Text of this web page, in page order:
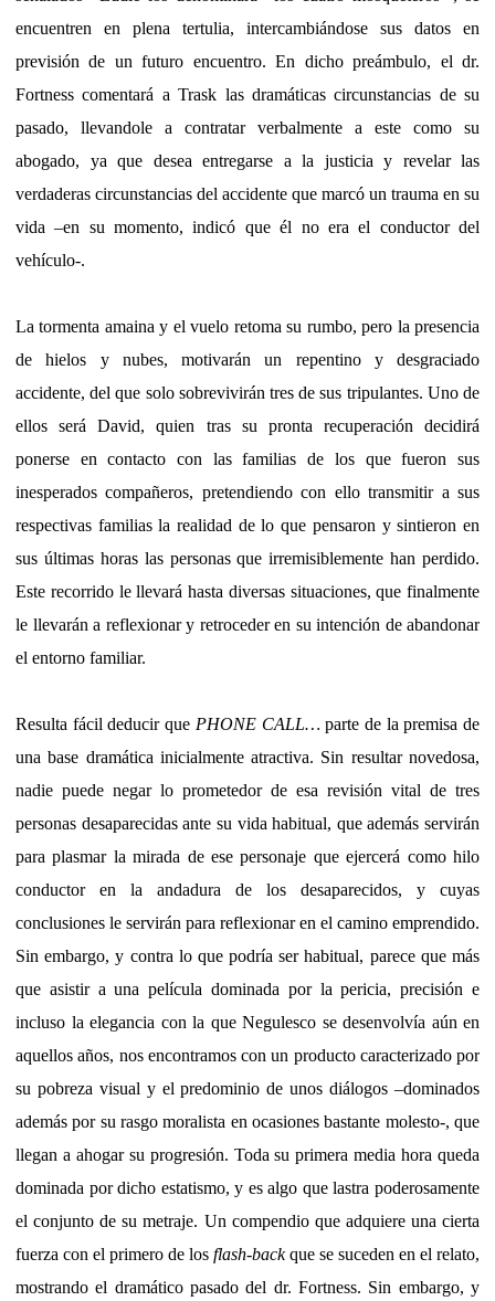
encuentren en plena tertulia, intercambiándose sus datos en
previsión de un futuro encuentro. En dicho preámbulo, el dr.
Fortness comentará a Trask las dramáticas circunstancias de su
pasado, llevandole a contratar verbalmente a este como su
abogado, ya que desea entregarse a la justicia y revelar las
verdaderas circunstancias del accidente que marcó un trauma en su
vida –en su momento, indicó que él no era el conductor del
vehículo-.
La tormenta amaina y el vuelo retoma su rumbo, pero la presencia
de hielos y nubes, motivarán un repentino y desgraciado
accidente, del que solo sobrevivirán tres de sus tripulantes. Uno de
ellos será David, quien tras su pronta recuperación decidirá
ponerse en contacto con las familias de los que fueron sus
inesperados compañeros, pretendiendo con ello transmitir a sus
respectivas familias la realidad de lo que pensaron y sintieron en
sus últimas horas las personas que irremisiblemente han perdido.
Este recorrido le llevará hasta diversas situaciones, que finalmente
le llevarán a reflexionar y retroceder en su intención de abandonar
el entorno familiar.
Resulta fácil deducir que PHONE CALL… parte de la premisa de
una base dramática inicialmente atractiva. Sin resultar novedosa,
nadie puede negar lo prometedor de esa revisión vital de tres
personas desaparecidas ante su vida habitual, que además servirán
para plasmar la mirada de ese personaje que ejercerá como hilo
conductor en la andadura de los desaparecidos, y cuyas
conclusiones le servirán para reflexionar en el camino emprendido.
Sin embargo, y contra lo que podría ser habitual, parece que más
que asistir a una película dominada por la pericia, precisión e
incluso la elegancia con la que Negulesco se desenvolvía aún en
aquellos años, nos encontramos con un producto caracterizado por
su pobreza visual y el predominio de unos diálogos –dominados
además por su rasgo moralista en ocasiones bastante molesto-, que
llegan a ahogar su progresión. Toda su primera media hora queda
dominada por dicho estatismo, y es algo que lastra poderosamente
el conjunto de su metraje. Un compendio que adquiere una cierta
fuerza con el primero de los flash-backque se suceden en el relato,
mostrando el dramático pasado del dr. Fortness. Sin embargo, y